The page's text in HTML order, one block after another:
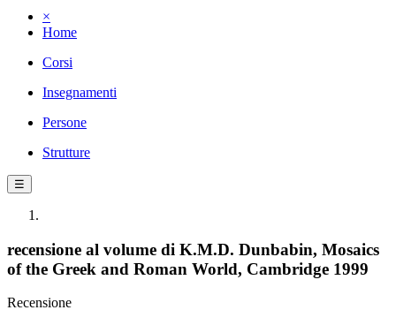
×
Home
Corsi
Insegnamenti
Persone
Strutture
☰
recensione al volume di K.M.D. Dunbabin, Mosaics
of the Greek and Roman World, Cambridge 1999
Recensione